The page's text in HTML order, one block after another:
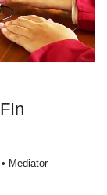
Mediator